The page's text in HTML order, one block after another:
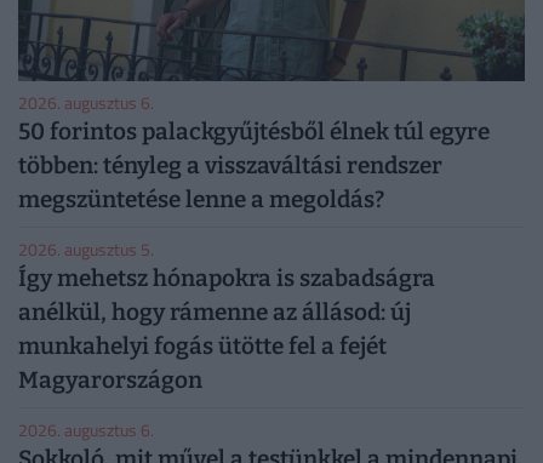
2026. augusztus 6.
50 forintos palackgyűjtésből élnek túl egyre
többen: tényleg a visszaváltási rendszer
megszüntetése lenne a megoldás?
2026. augusztus 5.
Így mehetsz hónapokra is szabadságra
anélkül, hogy rámenne az állásod: új
munkahelyi fogás ütötte fel a fejét
Magyarországon
2026. augusztus 6.